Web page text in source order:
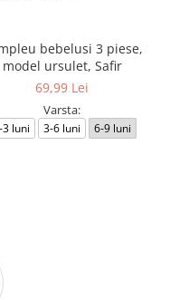
bebelusi 3 piese,
model ursulet, Safir
69,99 Lei
Varsta:
3 luni 3-6 luni 6-9 luni